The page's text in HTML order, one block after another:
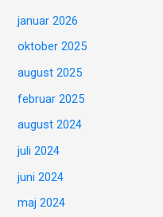
januar 2026
oktober 2025
august 2025
februar 2025
august 2024
juli 2024
juni 2024
maj 2024